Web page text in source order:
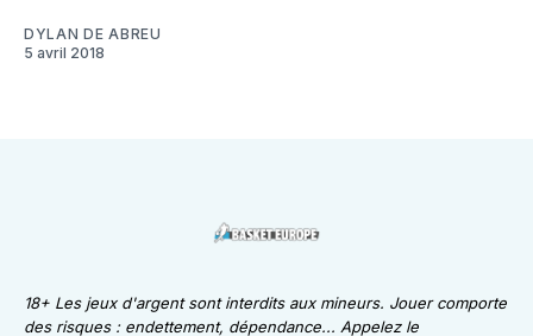
DYLAN DE ABREU
5 avril 2018
18+ Les jeux d'argent sont interdits aux mineurs. Jouer comporte
des risques : endettement, dépendance... Appelez le